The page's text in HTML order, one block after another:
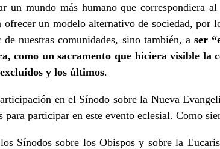
un mundo más humano que correspondiera
un modelo alternativo de sociedad, por
nuestras comunidades, sino también, aser
como un sacramento que hiciera visible la
y los últimos.
en el Sínodo sobre la Nueva
para participar en este evento eclesial. Como
Sínodos sobre los Obispos y sobre la